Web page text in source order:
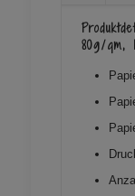
80g/qm,